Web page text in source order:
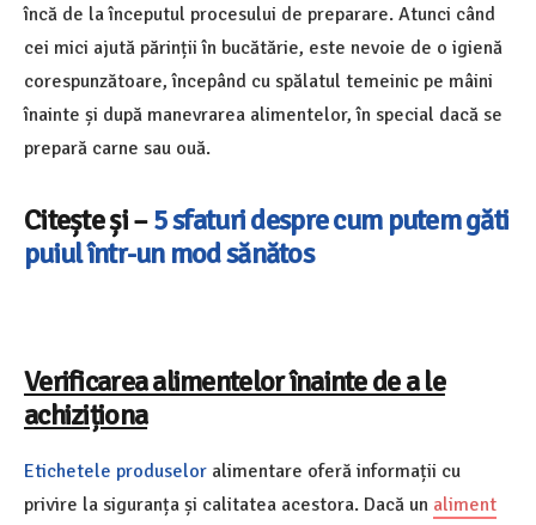
încă de la începutul procesului de preparare. Atunci când
cei mici ajută părinții în bucătărie, este nevoie de o igienă
corespunzătoare, începând cu spălatul temeinic pe mâini
înainte și după manevrarea alimentelor, în special dacă se
prepară carne sau ouă.
Citește și –5 sfaturi despre cum putem găti
puiul într-un mod sănătos
Verificarea alimentelor înainte de a le
achiziționa
Etichetele produselor alimentare oferă informații cu
privire la siguranța și calitatea acestora. Dacă un aliment